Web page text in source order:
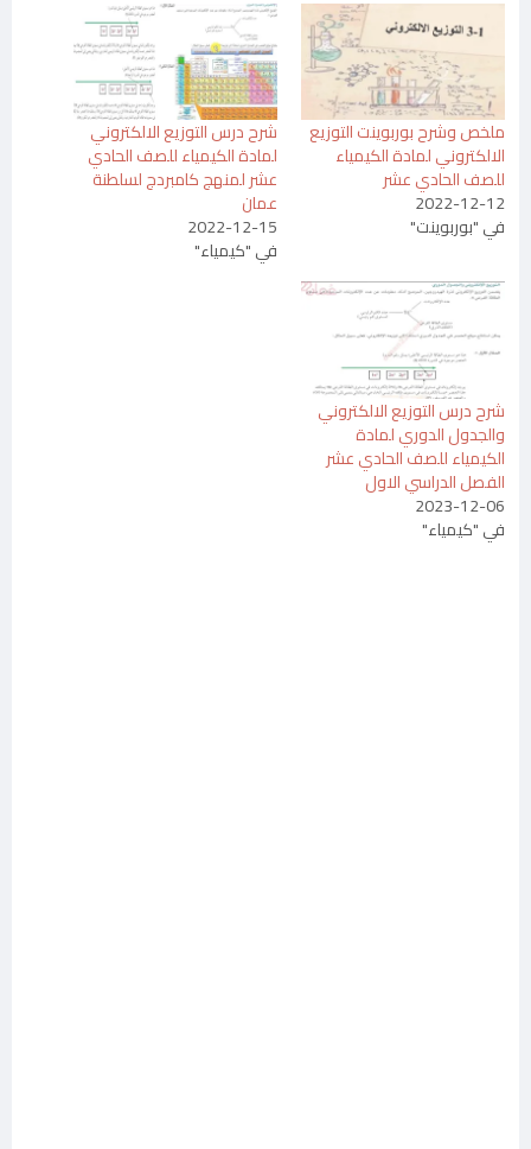
ملخص وشرح بوربوينت التوزيع
الالكتروني لمادة الكيمياء
للصف الحادي عشر
2022-12-12
في "بوربوينت"
شرح درس التوزيع الالكتروني
لمادة الكيمياء للصف الحادي
عشر لمنهج كامبردج لسلطنة
عمان
2022-12-15
في "كيمياء"
شرح درس التوزيع الالكتروني
والجدول الدوري لمادة
الكيمياء للصف الحادي عشر
الفصل الدراسي الاول
2023-12-06
في "كيمياء"